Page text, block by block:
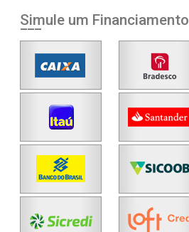
Simule um Financiamento